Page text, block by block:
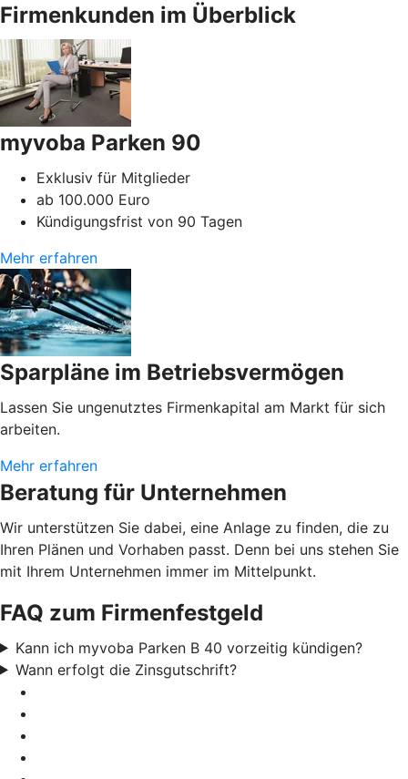
Firmenkunden im Überblick
myvoba Parken 90
Exklusiv für Mitglieder
ab 100.000 Euro
Kündigungsfrist von 90 Tagen
Mehr erfahren
Sparpläne im Betriebsvermögen
Lassen Sie ungenutztes Firmenkapital am Markt für sich
arbeiten.
Mehr erfahren
Beratung für Unternehmen
Wir unterstützen Sie dabei, eine Anlage zu finden, die zu
Ihren Plänen und Vorhaben passt. Denn bei uns stehen Sie
mit Ihrem Unternehmen immer im Mittelpunkt.
FAQ zum Firmenfestgeld
Kann ich myvoba Parken B 40 vorzeitig kündigen?
Wann erfolgt die Zinsgutschrift?